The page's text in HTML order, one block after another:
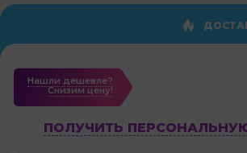
Нашли дешевле?
Cнизим цену!
ПОЛУЧИТЬ